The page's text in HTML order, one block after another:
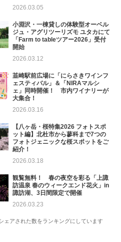
2026.03.05
小淵沢・一棟貸しの体験型オーベル
ジュ・アグリツーリズモ ユタカにて
「Farm to tableツアー2026」受付
開始
2026.03.12
韮崎駅前広場に「にらさきワインフ
ェスティバル」＆「NIRAマルシ
ェ」同時開催！ 市内ワイナリーが
大集合！
2026.03.16
【八ヶ岳・桜特集2026 フォトスポ
ット編】北杜市から蓼科まで7つの
フォトジェニックな桜スポットをご
紹介！
2026.03.18
観覧無料！ 春の夜空を彩る「上諏
訪温泉 春のウィークエンド花火」in
諏訪湖、3日間限定で開催
2026.03.23
ェアされた数をランキングにしています